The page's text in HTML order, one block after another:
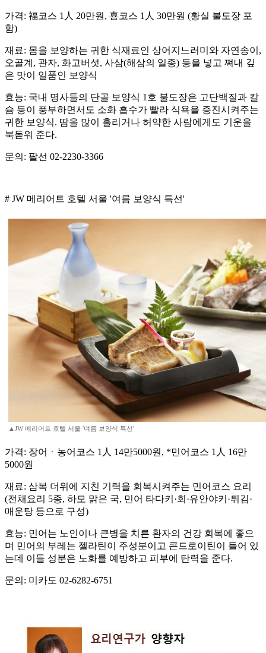
가격: 福코스 1人 20만원, 喜코스 1人 30만원 (황실 불도장 포
함)
재료: 몸을 보양하는 귀한 식재료인 상어지느러미와 자연송이,
오골계, 관자, 화고버섯, 사삼(해삼의 일종) 등을 넣고 쪄내 깊
은 맛이 일품인 보양식
효능: 국내 명사들의 단골 보양식 1호 불도장은 고단백질과 칼
슘 등이 풍부하면서도 소화 흡수가 빨라 식욕을 증진시켜주는
귀한 보양식. 땀을 많이 흘리거나 허약한 사람에게도 기운을
북돋워 준다.
문의: 팔선 02-2230-3366
# JW 메리어트 호텔 서울 '여름 보양식 특선'
▲JW 메리어트 호텔 서울 '여름 보양식 특선'
가격: 장어ㆍ농어코스 1人 14만5000원, *민어코스 1人 16만
5000원
재료: 삼복 더위에 지친 기력을 회복시켜주는 민어코스 요리
(전채요리 5종, 하모 맑은 국, 민어 타다키·회·유안야키·튀김·
매운탕 등으로 구성)
효능: 민어는 노인이나 큰병을 치른 환자의 건강 회복에 좋으
며 민어의 부레는 젤라틴이 주성분이고 콘드로이틴이 들어 있
는데 이들 성분은 노화를 예방하고 피부에 탄력을 준다.
문의: 미카도 02-6282-6751